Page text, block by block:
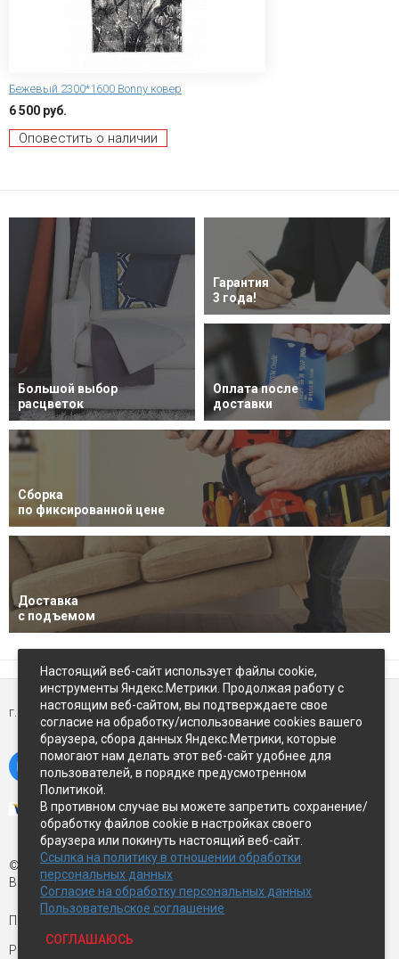
Бежевый 2300*1600 Bonny ковер
6 500 руб.
Оповестить о наличии
Большой выбор
расцветок
Гарантия
3 года!
Оплата после
доставки
Сборка
по фиксированной цене
Доставка
с подъемом
г. Петропавловск-Камчатский,ул Восточное-шоссе, д.5
© Экспострой, 2026 г.
Все права защищены
Письмо директору:
Разработка сайта —
Настоящий веб-сайт использует файлы cookie,
инструменты Яндекс.Метрики. Продолжая работу с
настоящим веб-сайтом, вы подтверждаете свое
согласие на обработку/использование cookies вашего
браузера, сбора данных Яндекс.Метрики, которые
помогают нам делать этот веб-сайт удобнее для
пользователей, в порядке предусмотренном
Политикой.
В противном случае вы можете запретить сохранение/
обработку файлов cookie в настройках своего
браузера или покинуть настоящий веб-сайт.
Ссылка на политику в отношении обработки
персональных данных
Согласие на обработку персональных данных
Пользовательское соглашение
СОГЛАШАЮСЬ